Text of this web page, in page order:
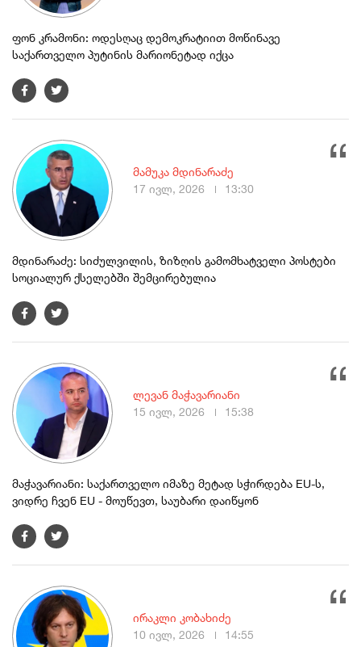
ფონ კრამონი: ოდესღაც დემოკრატიით მოწინავე
საქართველო პუტინის მარიონეტად იქცა
მდინარაძე: სიძულვილის, ზიზღის გამომხატველი პოსტები
სოციალურ ქსელებში შემცირებულია
მამუკა მდინარაძე
17 ივლ, 2026
13:30
მაჭავარიანი: საქართველო იმაზე მეტად სჭირდება EU-ს,
ვიდრე ჩვენ EU - მოუწევთ, საუბარი დაიწყონ
ლევან მაჭავარიანი
15 ივლ, 2026
15:38
ირაკლი კობახიძე
10 ივლ, 2026
14:55